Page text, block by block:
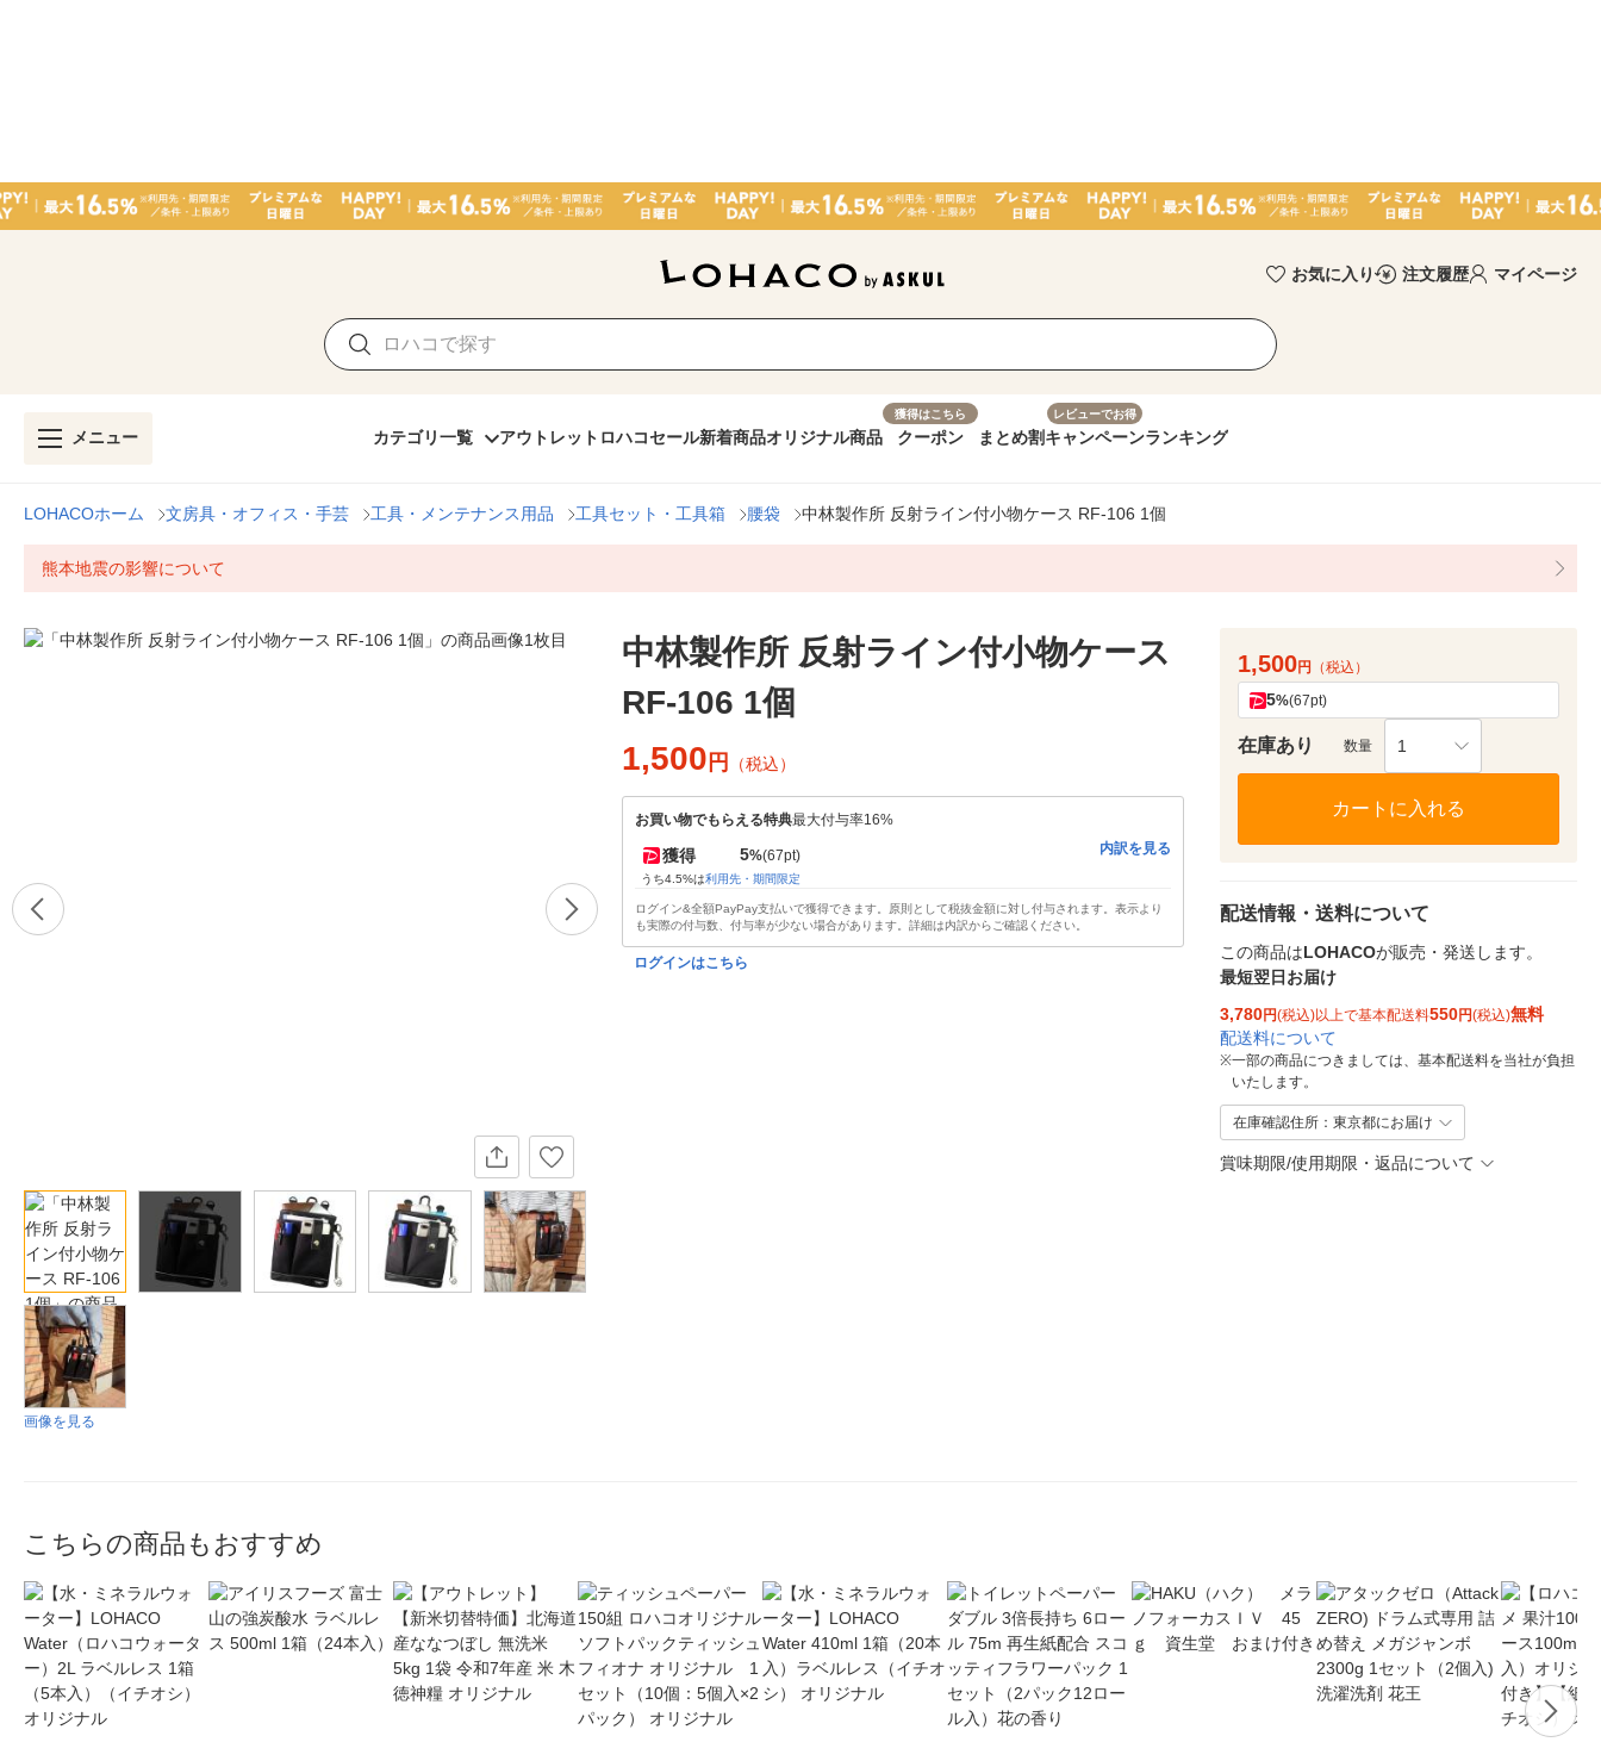
お気に入り 注文履歴 マイページ
メニュー カテゴリ一覧 アウトレット ロハコセール新着商品オリジナル商品
獲得はこちら
クーポン まとめ割
レビューでお得
キャンペーンランキング
LOHACOホーム 文房具・オフィス・手芸 工具・メンテナンス用品 工具セット・工具箱 腰袋 中林製作所 反射ライン付小物ケース RF-106 1個
熊本地震の影響について
画像を見る
中林製作所 反射ライン付小物ケース
RF-106 1個
1,500 円 （税込）
お買い物でもらえる特典最大付与率16%
獲得 5%(67pt)
うち4.5%は利用先・期間限定
内訳を見る
ログイン&全額PayPay支払いで獲得できます。原則として税抜金額に対し付与されます。表示より
も実際の付与数、付与率が少ない場合があります。詳細は内訳からご確認ください。
ログインはこちら
1,500円 （税込）
5%(67pt)
在庫あり 数量 1
カートに入れる
配送情報・送料について
この商品はLOHACOが販売・発送します。
最短翌日お届け
3,780円(税込)以上で基本配送料550円(税込)無料
配送料について
※一部の商品につきましては、基本配送料を当社が負担
いたします。
在庫確認住所：東京都にお届け
賞味期限/使用期限・返品について
こちらの商品もおすすめ